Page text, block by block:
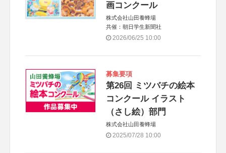
画コンクール
株式会社山田養蜂場
共催：朝日学生新聞社
2026/06/25 10:00
募集要項
第26回 ミツバチの絵本
コンクール イラスト
（さし絵）部門
株式会社山田養蜂場
2025/07/28 10:00